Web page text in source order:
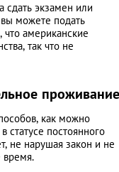
сдать экзамен или
можете подать
американские
так что не
проживание
как можно
постоянного
не нарушая закон и не
время.